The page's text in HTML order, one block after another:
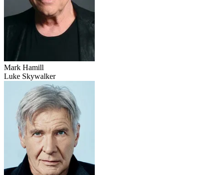
Mark Hamill
Luke Skywalker